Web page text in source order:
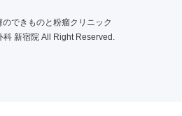
できものと粉瘤クリニック
科 新宿院 All Right Reserved.